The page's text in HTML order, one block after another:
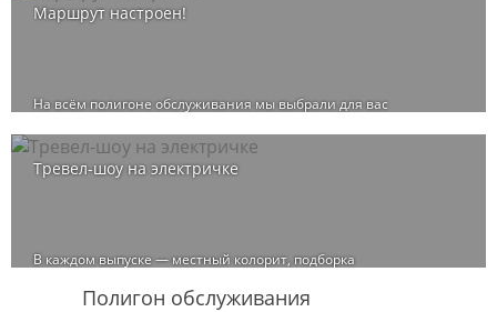
Маршрут настроен!
На всём полигоне обслуживания мы выбрали для вас
Тревел-шоу на электричке
В каждом выпуске — местный колорит, подборка
России, куда можно отправиться на электричке.
Полигон обслуживания